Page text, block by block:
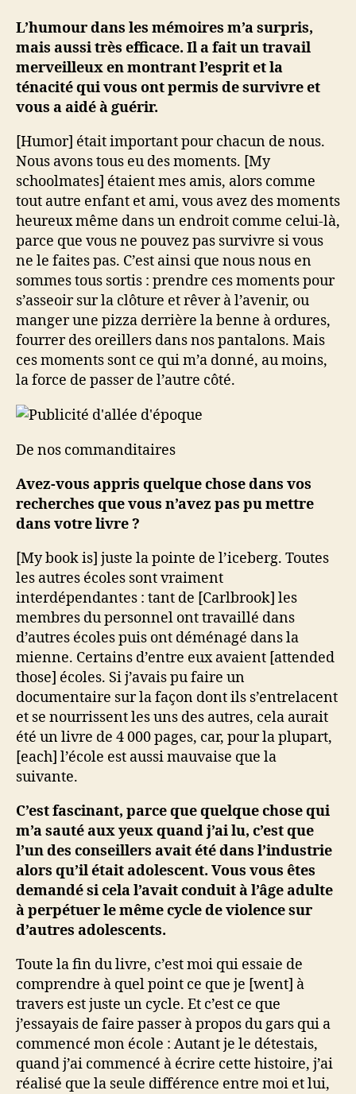
L’humour dans les mémoires m’a surpris,
mais aussi très efficace. Il a fait un travail
merveilleux en montrant l’esprit et la
ténacité qui vous ont permis de survivre et
vous a aidé à guérir.
[Humor] était important pour chacun de nous.
Nous avons tous eu des moments. [My
schoolmates] étaient mes amis, alors comme
tout autre enfant et ami, vous avez des moments
heureux même dans un endroit comme celui-là,
parce que vous ne pouvez pas survivre si vous
ne le faites pas. C’est ainsi que nous nous en
sommes tous sortis : prendre ces moments pour
s’asseoir sur la clôture et rêver à l’avenir, ou
manger une pizza derrière la benne à ordures,
fourrer des oreillers dans nos pantalons. Mais
ces moments sont ce qui m’a donné, au moins,
la force de passer de l’autre côté.
De nos commanditaires
Avez-vous appris quelque chose dans vos
recherches que vous n’avez pas pu mettre
dans votre livre ?
[My book is] juste la pointe de l’iceberg. Toutes
les autres écoles sont vraiment
interdépendantes : tant de [Carlbrook] les
membres du personnel ont travaillé dans
d’autres écoles puis ont déménagé dans la
mienne. Certains d’entre eux avaient [attended
those] écoles. Si j’avais pu faire un
documentaire sur la façon dont ils s’entrelacent
et se nourrissent les uns des autres, cela aurait
été un livre de 4 000 pages, car, pour la plupart,
[each] l’école est aussi mauvaise que la
suivante.
C’est fascinant, parce que quelque chose qui
m’a sauté aux yeux quand j’ai lu, c’est que
l’un des conseillers avait été dans l’industrie
alors qu’il était adolescent. Vous vous êtes
demandé si cela l’avait conduit à l’âge adulte
à perpétuer le même cycle de violence sur
d’autres adolescents.
Toute la fin du livre, c’est moi qui essaie de
comprendre à quel point ce que je [went] à
travers est juste un cycle. Et c’est ce que
j’essayais de faire passer à propos du gars qui a
commencé mon école : Autant je le détestais,
quand j’ai commencé à écrire cette histoire, j’ai
réalisé que la seule différence entre moi et lui,